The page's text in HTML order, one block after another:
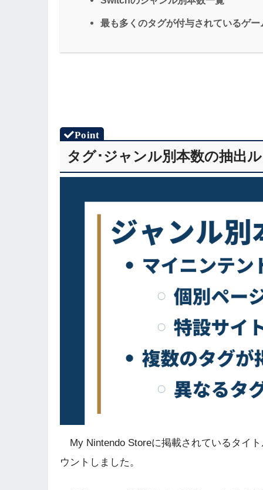
最も多くのタグが付与されているゲー
タグ･ジャンル別本数の抽出
My Nintendo Storeに掲載されているタイ
ウントしました。